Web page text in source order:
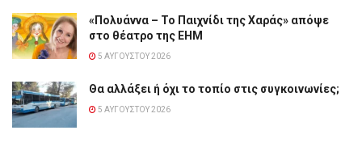
«Πολυάννα – Το Παιχνίδι της Χαράς» απόψε
στο θέατρο της ΕΗΜ
5 ΑΥΓΟΎΣΤΟΥ 2026
Θα αλλάξει ή όχι το τοπίο στις συγκοινωνίες;
5 ΑΥΓΟΎΣΤΟΥ 2026